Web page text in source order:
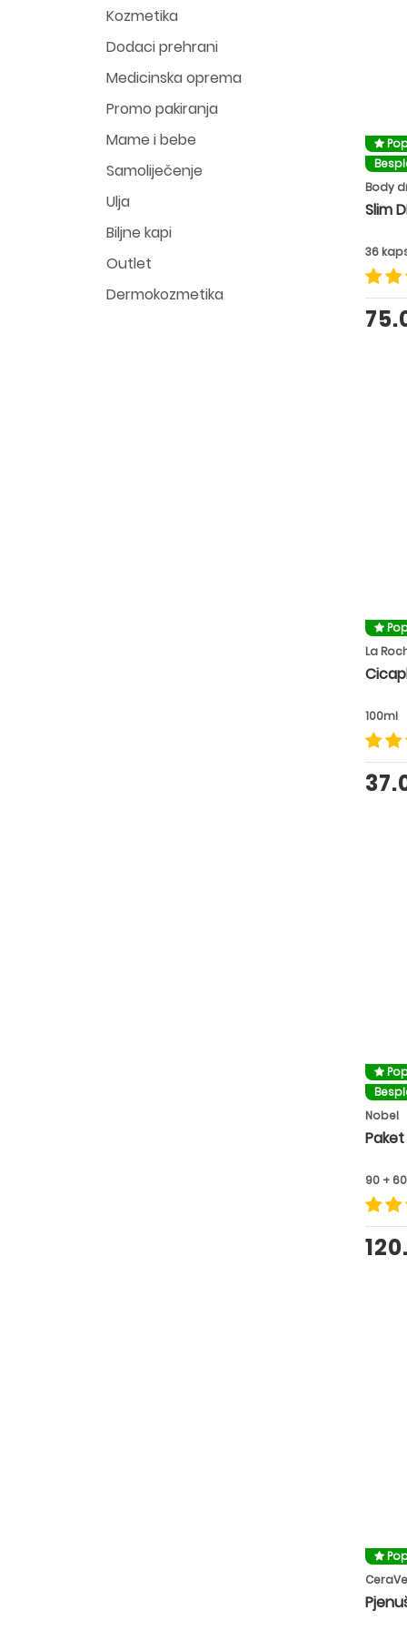
Kozmetika
Dodaci prehrani
Medicinska oprema
Promo pakiranja
Mame i bebe
Samoliječenje
Ulja
Biljne kapi
Outlet
Dermokozmetika
Body
Slim
36
La
100ml
Nobel
90 +
CeraVe